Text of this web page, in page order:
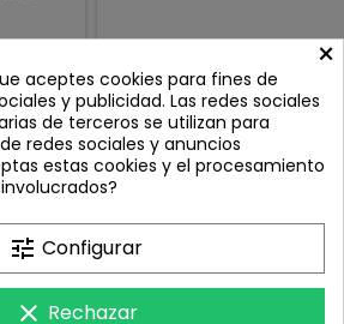
3.5''
005
0
fría,
muchos
por
Craw.
reúne
con el
ECOLURES FLAK88
CHATTERBAIT ZAMAK
WHITE CHARTREUSE
Review(s):
Auténticas obras de arte
funcionales. Los nuevos
combinan estética artesanal,
acción irresistible y
×
aceptes cookies para fines de
y publicidad. Las redes sociales
de terceros se utilizan para
redes sociales y anuncios
estas cookies y el procesamiento
tune Configurar
clear Rechazar